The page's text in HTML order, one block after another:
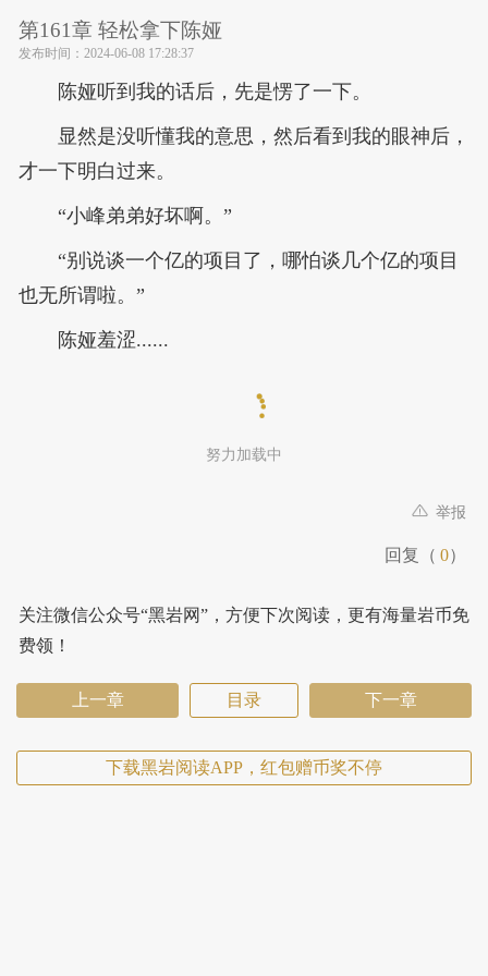
第161章 轻松拿下陈娅
发布时间： 2024-06-08 17:28:37
陈娅听到我的话后，先是愣了一下。
显然是没听懂我的意思，然后看到我的眼神后，
才一下明白过来。
“小峰弟弟好坏啊。”
“别说谈一个亿的项目了，哪怕谈几个亿的项目
也无所谓啦。”
陈娅羞涩......
努力加载中
举报
回复（ 0）
关注微信公众号“黑岩网”，方便下次阅读，更有海量岩币免
费领！
上一章 目录 下一章
下载黑岩阅读APP，红包赠币奖不停